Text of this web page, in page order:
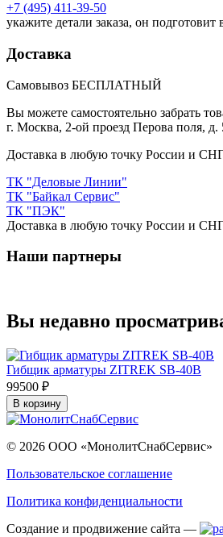
+7 (495) 411-39-50
укажите детали заказа, он подготовит
Доставка
Самовывоз БЕСПЛАТНЫЙ
Вы можете самостоятельно забрать
г. Москва, 2-ой проезд Перова поля, д.
Доставка в любую точку России и
ТК "Деловые Линии"
ТК "Байкал Сервис"
ТК "ПЭК"
Доставка в любую точку России и
Наши партнеры
Вы недавно
Гибщик арматуры ZITREK SB-40B
99500 ₽
В корзину
© 2026 ООО «МонолитСнабСервис»
Пользовательское соглашение
Политика конфиденциальности
Создание и продвижение сайта —